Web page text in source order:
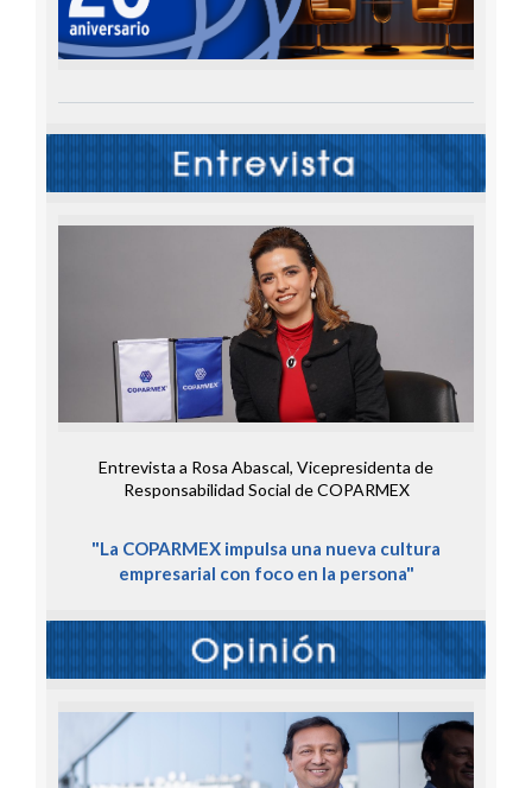
Entrevista a Rosa Abascal, Vicepresidenta de
Responsabilidad Social de COPARMEX
"La COPARMEX impulsa una nueva cultura
empresarial con foco en la persona"